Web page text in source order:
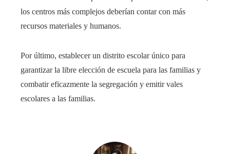
los centros más complejos deberían contar con más
recursos materiales y humanos.
Por último, establecer un distrito escolar único para
garantizar la libre elección de escuela para las familias y
combatir eficazmente la segregación y emitir vales
escolares a las familias.